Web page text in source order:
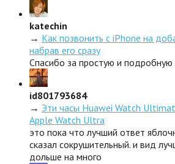
katechin
→ Как позвонить с iPhone на
набрав его сразу
Спасибо за простую и подробную
id801793684
→ Эти часы Huawei Watch
Apple Watch Ultra
это пока что лучший ответ
сказал сокрушительный. и вид
дольше на много